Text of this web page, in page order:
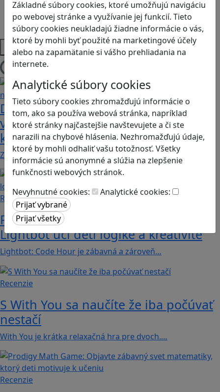
Základné súbory cookies, ktoré umožňujú navigáciu
po webovej stránke a využívanie jej funkcií. Tieto
súbory cookies neukladajú žiadne informácie o vás,
ktoré by mohli byť použité na marketingové účely
alebo na zapamätanie si vášho prehliadania na
internete.
Analytické súbory cookies
Tieto súbory cookies zhromažďujú informácie o
tom, ako sa používa webová stránka, napríklad
ktoré stránky najčastejšie navštevujete a či ste
narazili na chybové hlásenia. Nezhromažďujú údaje,
ktoré by mohli odhaliť vašu totožnosť. Všetky
informácie sú anonymné a slúžia na zlepšenie
funkčnosti webových stránok.
Nevyhnutné cookies:
Analytické cookies:
Strategické myslenie
Zdravie a pohyb
Platformy
Dobrodružstvá Mimi a Lízy vo
videohre? Dvojica neoddeliteľných
kamarátok už aj ako herné postavy
Značku Mimi a Líza by sme mohli označiť priam za…
Recenzie
Prvé kroky do sveta programovania:
Lightbot učí deti logike a kreativite
Lightbot: Code Hour je zábavná a zároveň…
Recenzie
S With You sa naučíte že iba počúvať
nestačí
With You je krátka relaxačná hra pre dvoch.…
Recenzie